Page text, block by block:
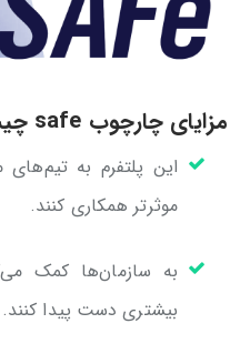
مزایای چارچوب safe چیست؟
این پلتفرم به
موثرتر همکاری کنند.
به سازمان‌ها کمک
بیشتری دست پیدا کنند.